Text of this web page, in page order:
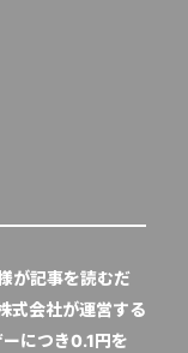
が記事を読むだ
式会社が運営する
につき0.1円を